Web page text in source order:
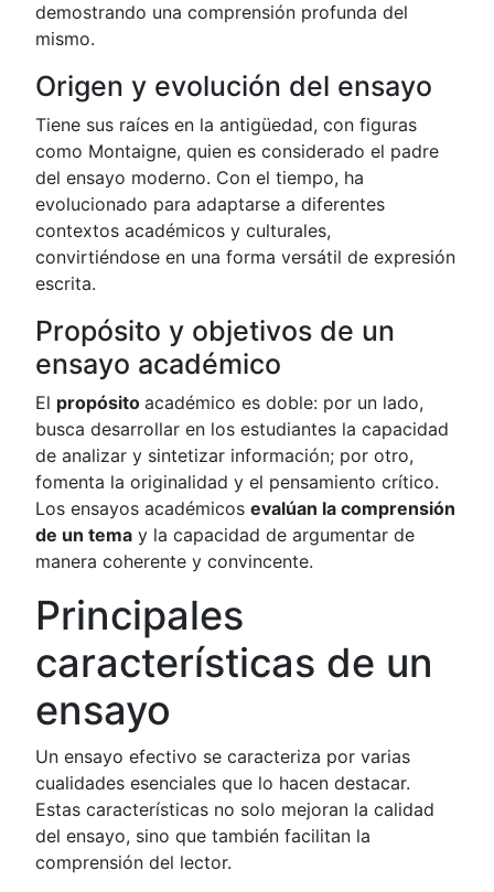
demostrando una comprensión profunda del
mismo.
Origen y evolución del ensayo
Tiene sus raíces en la antigüedad, con figuras
como Montaigne, quien es considerado el padre
del ensayo moderno. Con el tiempo, ha
evolucionado para adaptarse a diferentes
contextos académicos y culturales,
convirtiéndose en una forma versátil de expresión
escrita.
Propósito y objetivos de un
ensayo académico
El propósitoacadémico es doble: por un lado,
busca desarrollar en los estudiantes la capacidad
de analizar y sintetizar información; por otro,
fomenta la originalidad y el pensamiento crítico.
Los ensayos académicosevalúan la comprensión
de un tema y la capacidad de argumentar de
manera coherente y convincente.
Principales
características de un
ensayo
Un ensayo efectivo se caracteriza por varias
cualidades esenciales que lo hacen destacar.
Estas características no solo mejoran la calidad
del ensayo, sino que también facilitan la
comprensión del lector.